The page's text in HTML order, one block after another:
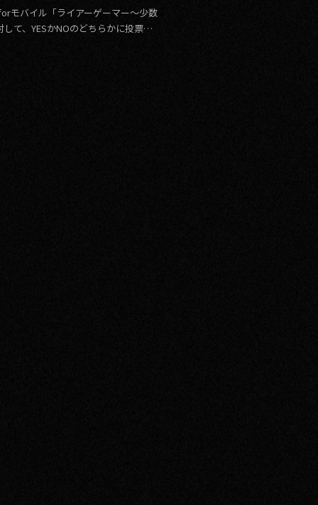
モバイル「ライアーゲーマー～少数
て、YESかNOのどちらかに投票